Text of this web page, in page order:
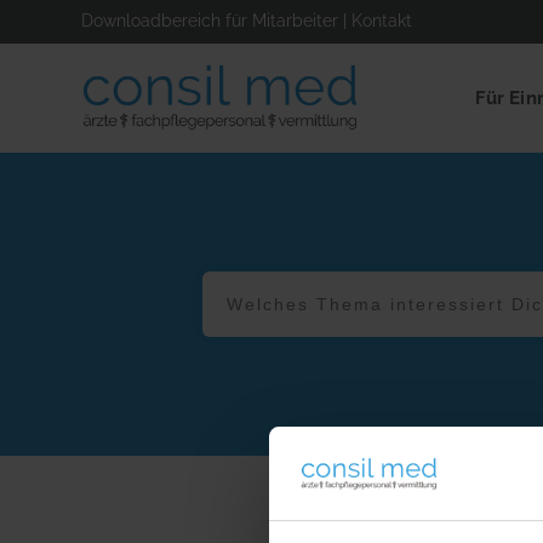
Downloadbereich für Mitarbeiter Kontakt
Für